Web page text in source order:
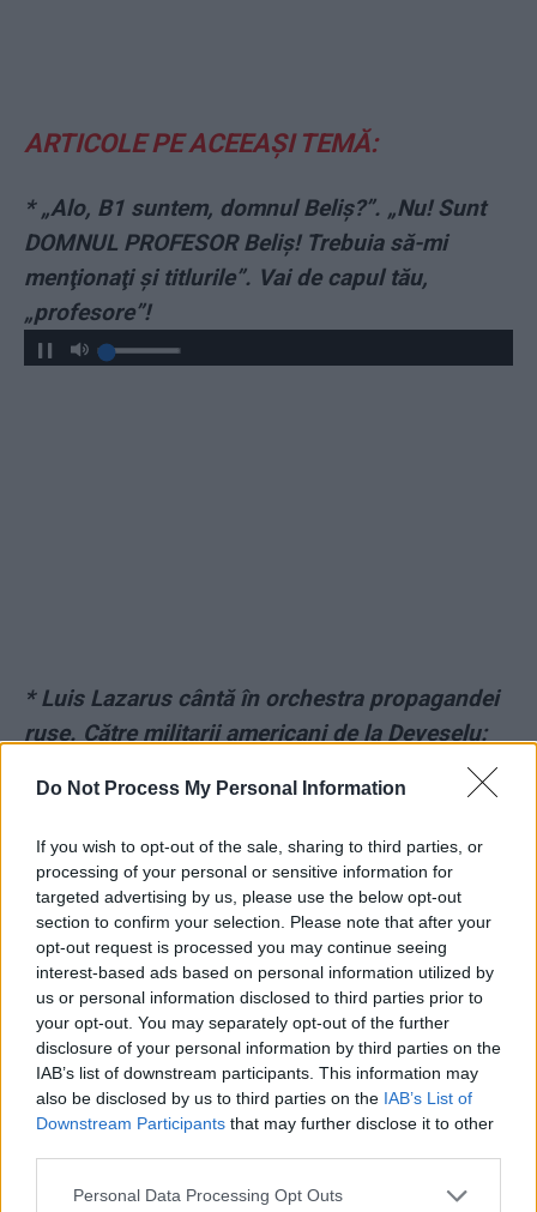
Do Not Process My Personal Information
If you wish to opt-out of the sale, sharing to third parties, or
processing of your personal or sensitive information for
targeted advertising by us, please use the below opt-out
section to confirm your selection. Please note that after your
opt-out request is processed you may continue seeing
interest-based ads based on personal information utilized by
us or personal information disclosed to third parties prior to
your opt-out. You may separately opt-out of the further
disclosure of your personal information by third parties on the
IAB’s list of downstream participants. This information may
also be disclosed by us to third parties on the IAB’s List of
Downstream Participants that may further disclose it to other
Personal Data Processing Opt Outs
ARTICOLE PE ACEEAȘI TEMĂ:
* „Alo, B1 suntem, domnul Beliş?”. „Nu! Sunt
DOMNUL PROFESOR Beliş! Trebuia să-mi
menţionaţi şi titlurile”. Vai de capul tău,
„profesore”!
* Luis Lazarus cântă în orchestra propagandei
ruse. Către militarii americani de la Deveselu:
ad